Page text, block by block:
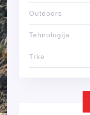
Outdoors
Tehnologija
Trke